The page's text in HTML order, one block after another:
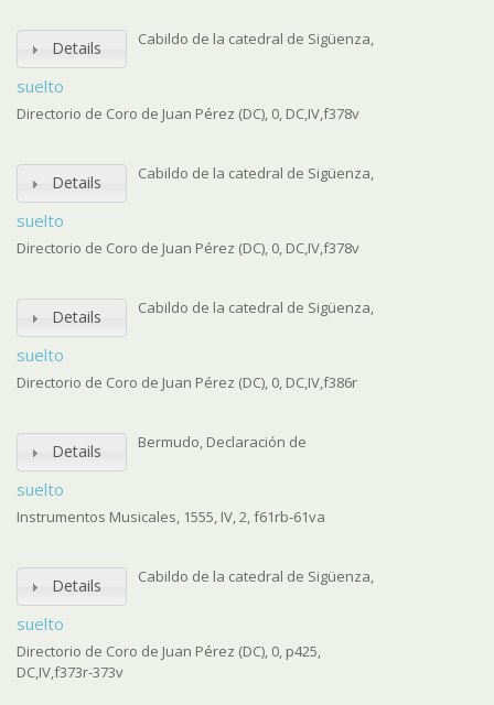
Details
suelto
Cabildo de la catedral de Sigüenza,
Directorio de Coro de Juan Pérez (DC), 0, DC,IV,f378v
Details
suelto
Cabildo de la catedral de Sigüenza,
Directorio de Coro de Juan Pérez (DC), 0, DC,IV,f378v
Details
suelto
Cabildo de la catedral de Sigüenza,
Directorio de Coro de Juan Pérez (DC), 0, DC,IV,f386r
Details
suelto
Bermudo, Declaración de
Instrumentos Musicales, 1555, IV, 2, f61rb-61va
Details
suelto
Cabildo de la catedral de Sigüenza,
Directorio de Coro de Juan Pérez (DC), 0, p425,
DC,IV,f373r-373v